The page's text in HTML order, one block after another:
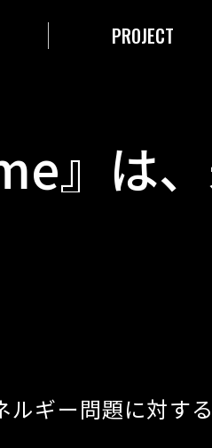
PROJECT
』は
するひ
ルギー問題に対す